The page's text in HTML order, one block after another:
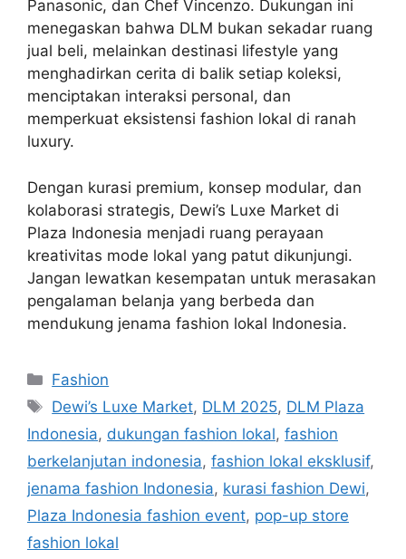
Panasonic, dan Chef Vincenzo. Dukungan ini
menegaskan bahwa DLM bukan sekadar ruang
jual beli, melainkan destinasi lifestyle yang
menghadirkan cerita di balik setiap koleksi,
menciptakan interaksi personal, dan
memperkuat eksistensi fashion lokal di ranah
luxury.
Dengan kurasi premium, konsep modular, dan
kolaborasi strategis, Dewi’s Luxe Market di
Plaza Indonesia menjadi ruang perayaan
kreativitas mode lokal yang patut dikunjungi.
Jangan lewatkan kesempatan untuk merasakan
pengalaman belanja yang berbeda dan
mendukung jenama fashion lokal Indonesia.
Categories
Fashion
Tags
Dewi’s Luxe Market, DLM 2025, DLM Plaza
Indonesia, dukungan fashion lokal, fashion
berkelanjutan indonesia, fashion lokal eksklusif,
jenama fashion Indonesia, kurasi fashion Dewi,
Plaza Indonesia fashion event, pop-up store
fashion lokal